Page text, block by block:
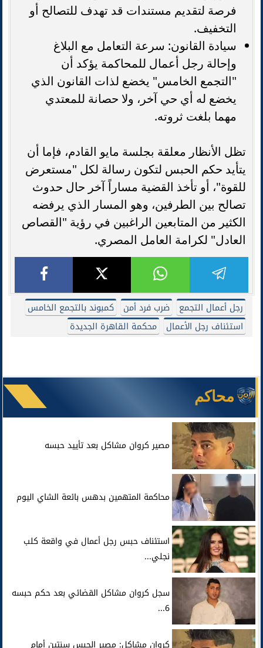
فرصة لتقديم مستندات قد تهدف للتصالح أو
التخفيف.
سيادة القانون: سرعة التعامل مع البلاغ
وإحالة رجل أعمال للمحاكمة يؤكد أن
"التجمع الخامس" يخضع لذات القانون الذي
يخضع له أي حي آخر، ولا حصانة للمعتدي
مهما بلغت ثروته.
تظل الأنظار معلقة بجلسة مايو القادم، فإما أن
يتأيد حكم الحبس لتكون رسالة لكل "مستعرض
للقوة"، أو تأخذ القضية مساراً آخر حال حدوث
تصالح بين الطرفين، وهو المسار الذي يرفضه
الكثير من المتابعين الراغبين في رؤية "القصاص
العادل" لكرامة العامل المصري.
رجل أعمال التجمع ضرب فرد أمن
كمبوند بالتجمع الخامس
استئناف رجل الأعمال
محكمة القاهرة الجديدة
محاكم
مصير كروان مشاكل بعد تأييد حبسه
محاكمة المتهمين بدهس بائعة الشاي اليوم
استئناف حبس رجل أعمال في واقعة كلب
نجلي...
سجل كروان مشاكل القضائي بعد حكم حبسه
6...
كروان مشاكل: مصير الحبس سنتين أمام